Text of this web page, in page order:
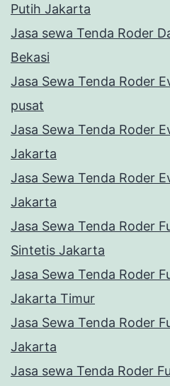
Putih Jakarta
Jasa sewa Tenda Roder
Bekasi
Jasa Sewa Tenda Roder
pusat
Jasa Sewa Tenda Roder
Jakarta
Jasa Sewa Tenda Roder
Jakarta
Jasa Sewa Tenda Roder
Sintetis Jakarta
Jasa Sewa Tenda Roder
Jakarta Timur
Jasa Sewa Tenda Roder
Jakarta
Jasa sewa Tenda Roder